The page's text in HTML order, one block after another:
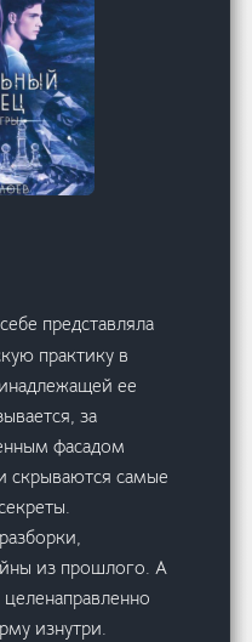
представляла
практику в
ее
за
фасадом
скрываются самые
из прошлого. А
изнутри.